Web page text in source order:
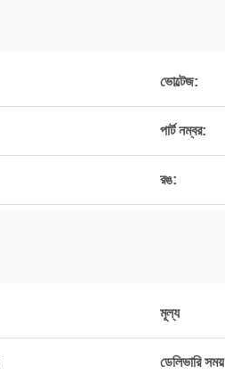
ভোল্টেজ:
পার্ট নম্বর:
রঙ:
মূল্য
ডেলিভারি সময়